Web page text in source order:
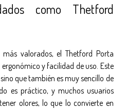
como Thetford
valorados, el Thetford Porta
y facilidad de uso. Este
que también es muy sencillo de
es práctico, y muchos usuarios
olores, lo que lo convierte en